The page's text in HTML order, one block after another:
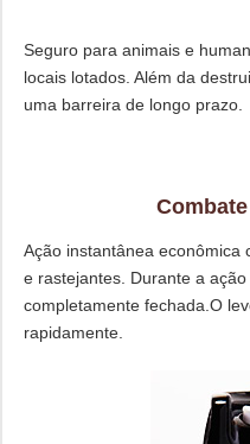
Seguro para animais e
locais lotados. Além da
uma barreira de longo prazo.
Ação instantânea econômica
e rastejantes. Durante a
completamente fechada.O
rapidamente.